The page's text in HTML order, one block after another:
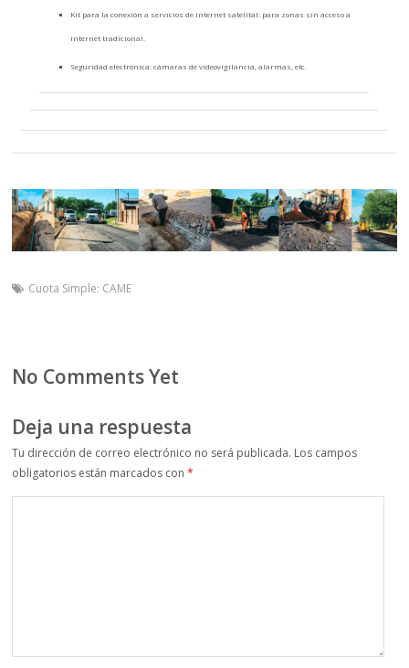
Kit para la conexión a servicios de internet satelital: para zonas sin acceso a
internet tradicional.
Seguridad electrónica: cámaras de videovigilancia, alarmas, etc.
Cuota Simple: CAME
No Comments Yet
Deja una respuesta
Tu dirección de correo electrónico no será publicada. Los campos
obligatorios están marcados con*